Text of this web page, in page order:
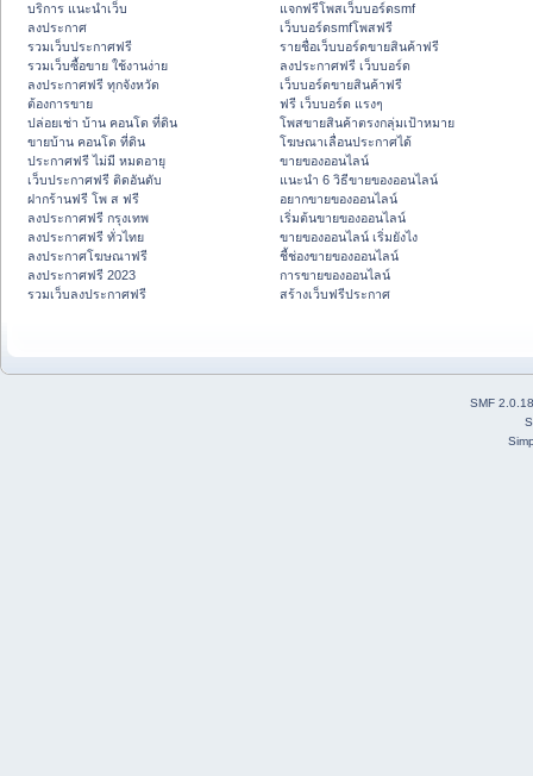
บริการ แนะนำเว็บ
ลงประกาศ
รวมเว็บประกาศฟรี
รวมเว็บซื้อขาย ใช้งานง่าย
ลงประกาศฟรี ทุกจังหวัด
ต้องการขาย
ปล่อยเช่า บ้าน คอนโด ที่ดิน
ขายบ้าน คอนโด ที่ดิน
ประกาศฟรี ไม่มี หมดอายุ
เว็บประกาศฟรี ติดอันดับ
ฝากร้านฟรี โพ ส ฟรี
ลงประกาศฟรี กรุงเทพ
ลงประกาศฟรี ทั่วไทย
ลงประกาศโฆษณาฟรี
ลงประกาศฟรี 2023
รวมเว็บลงประกาศฟรี
แจกฟรีโพสเว็บบอร์ดsmf
เว็บบอร์ดsmfโพสฟรี
รายชื่อเว็บบอร์ดขายสินค้าฟรี
ลงประกาศฟรี เว็บบอร์ด
เว็บบอร์ดขายสินค้าฟรี
ฟรี เว็บบอร์ด แรงๆ
โพสขายสินค้าตรงกลุ่มเป้าหมาย
โฆษณาเลื่อนประกาศได้
ขายของออนไลน์
แนะนำ 6 วิธีขายของออนไลน์
อยากขายของออนไลน์
เริ่มต้นขายของออนไลน์
ขายของออนไลน์ เริ่มยังไง
ชี้ช่องขายของออนไลน์
การขายของออนไลน์
สร้างเว็บฟรีประกาศ
SMF 2.0.18